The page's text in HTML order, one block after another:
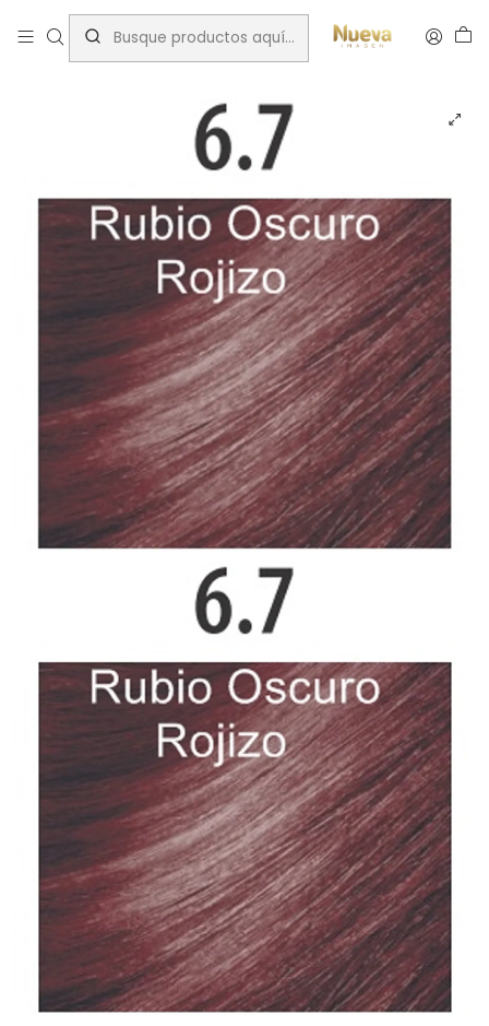
Inicio Cromatone
TINTURA CROMATONE RED AND MAHOGANY 60 ML 6.7